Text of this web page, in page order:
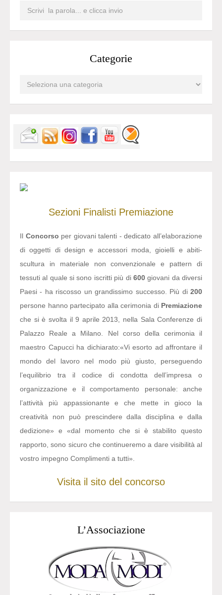
Categorie
Sezioni Finalisti Premiazione
Il Concorso per giovani talenti - dedicato all’elaborazione
di oggetti di design e accessori moda, gioielli e abiti-
scultura in materiale non convenzionale e pattern di
tessuti al quale si sono iscritti più di 600giovani da diversi
Paesi - ha riscosso un grandissimo successo. Più di 200
persone hanno partecipato alla cerimonia di Premiazione
che si è svolta il 9 aprile 2013, nella Sala Conferenze di
Palazzo Reale a Milano. Nel corso della cerimonia il
maestro Capucci ha dichiarato:«Vi esorto ad affrontare il
mondo del lavoro nel modo più giusto, perseguendo
l’equilibrio tra il codice di condotta dell’impresa o
organizzazione e il comportamento personale: anche
l’attività più appassionante e che mette in gioco la
creatività non può prescindere dalla disciplina e dalla
dedizione» e «dal momento che si è stabilito questo
rapporto, sono sicuro che continueremo a dare visibilità al
vostro impegno Complimenti a tutti».
Visita il sito del concorso
L’Associazione